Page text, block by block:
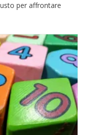
per affrontare